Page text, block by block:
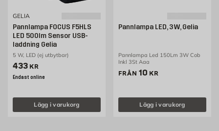
GELIA
Pannlampa FOCUS F5HLS
LED 500lm Sensor USB-
laddning Gelia
5 W, LED (ej utbytbar)
Pris 433 kr
433 KR
Endast online
Lägg i varukorg
Pannlampa LED, 3W, Gelia
Pannlampa Led 150Lm 3W Cob
Inkl 3St Aaa
FRÅN Pris 10 kr
10 KR
Lägg i varukorg